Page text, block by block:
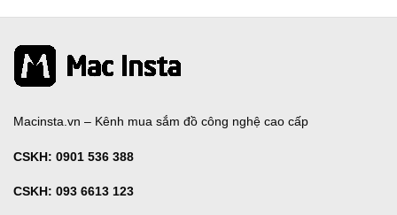
Macinsta.vn – Kênh mua sắm đồ công nghệ cao cấp
CSKH: 0901 536 388
CSKH: 093 6613 123